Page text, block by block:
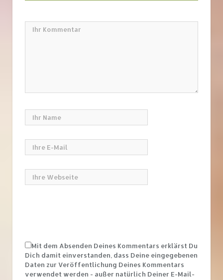
Mit dem Absenden Deines Kommentars erklärst Du
Dich damit einverstanden, dass Deine eingegebenen
Daten zur Veröffentlichung Deines Kommentars
verwendet werden - außer natürlich Deiner E-Mail-